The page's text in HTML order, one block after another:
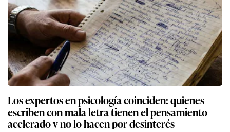
Los expertos en psicología coinciden: quienes
escriben con mala letra tienen el pensamiento
acelerado y no lo hacen por desinterés